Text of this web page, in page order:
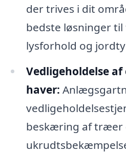
der trives i dit
bedste løsninger
lysforhold og
Vedligeholdelse
haver:
beskæring af træer